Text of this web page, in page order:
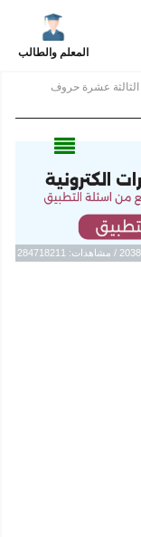
المعلم والطالب
الثالثة عشرة حروف